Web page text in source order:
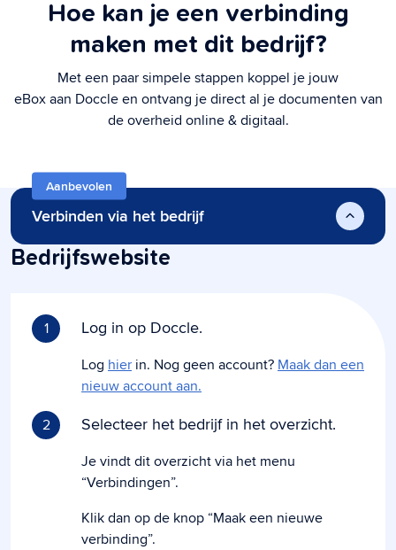
Hoe kan je een verbinding
maken met dit bedrijf?
Met een paar simpele stappen koppel je jouw
eBoxaan Doccleen ontvang je direct al je documenten van
de overheid online & digitaal.
Aanbevolen
Verbinden via het bedrijf
Bedrijfswebsite
1 Log in op Doccle.
Log hier in. Nog geen account? Maak dan een
nieuw account aan.
2
Selecteer het bedrijf in het overzicht.
Je vindt dit overzicht via het menu
“Verbindingen”.
Klik dan op de knop “Maak een nieuwe
verbinding”.